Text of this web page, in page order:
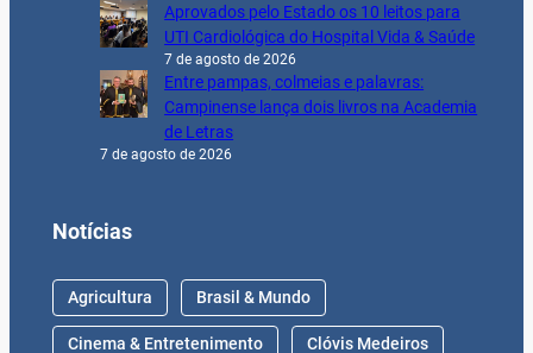
Aprovados pelo Estado os 10 leitos para
UTI Cardiológica do Hospital Vida & Saúde
7 de agosto de 2026
Entre pampas, colmeias e palavras:
Campinense lança dois livros na Academia
de Letras
7 de agosto de 2026
Notícias
Agricultura Brasil & Mundo
Cinema & Entretenimento Clóvis Medeiros